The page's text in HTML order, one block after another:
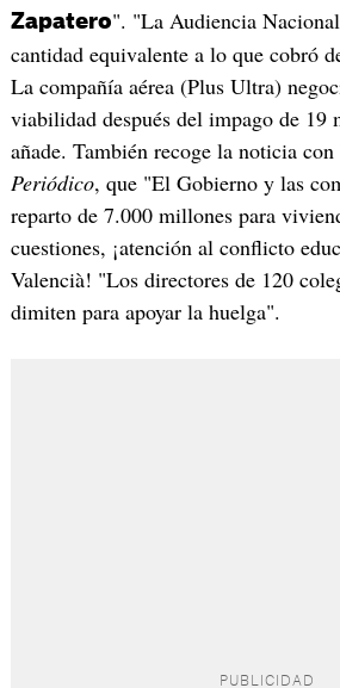
Zapatero". "La Audiencia
cantidad equivalente a lo que cobró
La compañía aérea (Plus Ultra)
viabilidad después del impago de 19
añade. También recoge la noticia
Periódico, que "El Gobierno y las
reparto de 7.000 millones para
cuestiones, ¡atención al conflicto
Valencià! "Los directores de 120
dimiten para apoyar la huelga".